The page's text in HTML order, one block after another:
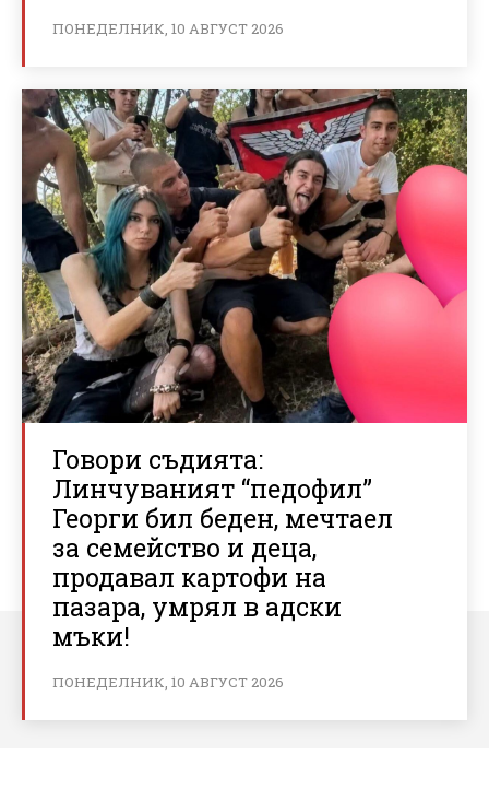
ПОНЕДЕЛНИК, 10 АВГУСТ 2026
Говори съдията:
Линчуваният “педофил”
Георги бил беден, мечтаел
за семейство и деца,
продавал картофи на
пазара, умрял в адски
мъки!
ПОНЕДЕЛНИК, 10 АВГУСТ 2026